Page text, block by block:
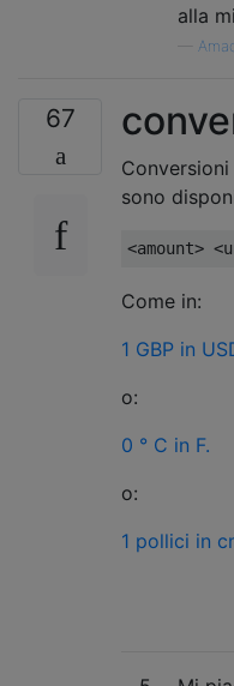
alla
67
sono
Come in:
1 GBP in
o:
0 ° C in F.
o:
1 pollici in